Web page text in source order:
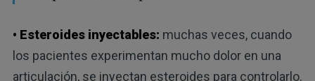
• Esteroides inyectables: muchas veces, cuando
los pacientes experimentan mucho dolor en una
articulación, se inyectan esteroides para controlarlo.